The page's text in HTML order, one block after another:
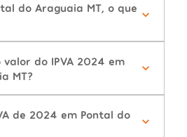
do Araguaia MT, o que
do IPVA 2024 em
MT?
de 2024 em Pontal do